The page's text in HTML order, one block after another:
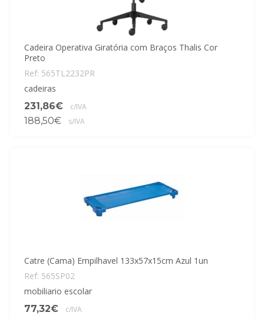
Cadeira Operativa Giratória com Braços Thalis Cor
Preto
Ref: 565TL2232PR
cadeiras
231,86€
c/IVA
188,50€ s/IVA
Catre (Cama) Empilhavel 133x57x15cm Azul 1un
Ref: 565SP02
mobiliario escolar
77,32€
c/IVA